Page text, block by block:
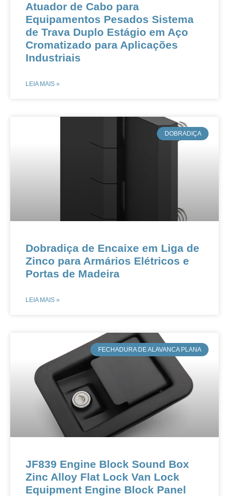
Atuador de Cabo para
Equipamentos Pesados​​ ​​Sistema
de Trava Duplo Estágio em Aço
Cromatizado para Aplicações
Industriais​​
LEIA MAIS »
​DOBRADIÇA
​​​​​​​​​​Dobradiça de Encaixe em Liga de
Zinco para Armários Elétricos e
Portas de Madeira​​
LEIA MAIS »
​FECHADURA DE ALAVANCA PLANA
JF839 Engine Block Sound Box
Zinc Alloy Flat Lock Van Lock
Equipment Engine Block Panel